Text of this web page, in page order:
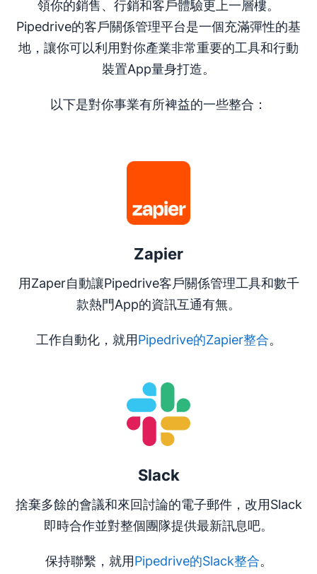
領你的銷售、行銷和客戶體驗更上一層樓。
Pipedrive的客戶關係管理平台是一個充滿彈性的基
地，讓你可以利用對你產業非常重要的工具和行動
裝置App量身打造。
以下是對你事業有所裨益的一些整合：
Zapier
用Zaper自動讓Pipedrive客戶關係管理工具和數千
款熱門App的資訊互通有無。
工作自動化，就用Pipedrive的Zapier整合。
Slack
捨棄多餘的會議和來回討論的電子郵件，改用Slack
即時合作並對整個團隊提供最新訊息吧。
保持聯繫，就用Pipedrive的Slack整合。